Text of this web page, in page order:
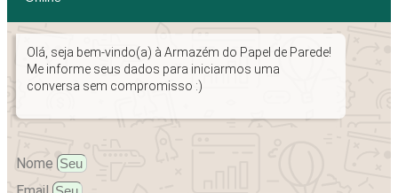
Olá, seja bem-vindo(a) à Armazém do Papel de Parede!
Me informe seus dados para iniciarmos uma
conversa sem compromisso :)
Nome